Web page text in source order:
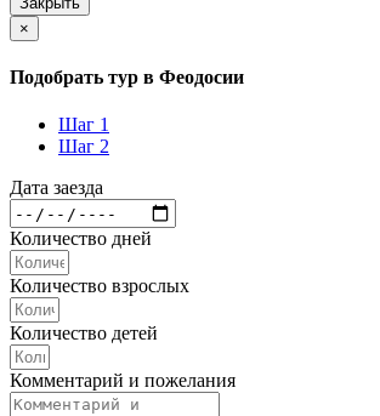
×
Подобрать тур в Феодосии
Шаг 1
Шаг 2
Дата заезда
Количество дней
Количество взрослых
Количество детей
Комментарий и пожелания